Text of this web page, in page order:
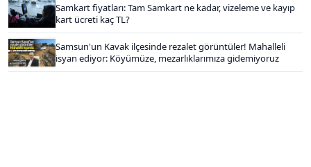
Samkart fiyatları: Tam Samkart ne kadar, vizeleme ve kayıp
kart ücreti kaç TL?
Samsun'un Kavak ilçesinde rezalet görüntüler! Mahalleli
isyan ediyor: Köyümüze, mezarlıklarımıza gidemiyoruz